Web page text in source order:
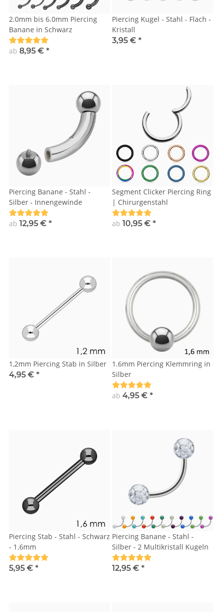
2.0mm bis 6.0mm Piercing
Banane in Schwarz
ab 8,95 € *
Piercing Kugel - Stahl - Flach -
Kristall
3,95 € *
Piercing Banane - Stahl -
Silber - Innengewinde
ab 12,95 € *
Segment Clicker Piercing Ring
| Chirurgenstahl
ab 10,95 € *
1,2mm Piercing Stab in Silber
4,95 € *
1.6mm Piercing Klemmring in
Silber
ab 4,95 € *
Piercing Stab - Stahl - Schwarz
- 1.6mm
5,95 € *
Piercing Banane - Stahl -
Silber - 2 Multikristall Kugeln
12,95 € *